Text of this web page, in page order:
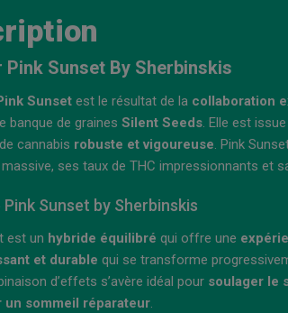
Pink Sunset By Sherbinskis
Sunset est le résultat de la collaboration
banque de graines Silent Seeds. Elle est
cannabis robuste et vigoureuse. Pink
ses taux de THC impressionnants et
Sunset by Sherbinskis
est un hybride équilibré qui offre une
et durable qui se transforme
d’effets s’avère idéal pour soulager le
un sommeil réparateur.